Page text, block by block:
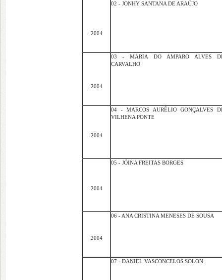
2004
02 - JONHY SANTANA DE ARAÚJO
2004
03 - MARIA DO AMPARO ALVES
CARVALHO
2004
04 - MARCOS AURÉLIO GONÇALVES
VILHENA PONTE
2004
05 - JÓINA FREITAS BORGES
2004
06 - ANA CRISTINA MENESES DE SOUSA
07 - DANIEL VASCONCELOS SOLON